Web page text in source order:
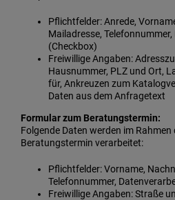
Pflichtfelder: Anrede,
Mailadresse,
(Checkbox)
Freiwillige Angaben:
Hausnummer, PLZ und Ort,
für, Ankreuzen zum
Daten aus dem Anfragetext
Formular zum Beratungstermin:
Folgende Daten werden im
Beratungstermin verarbeitet:
Pflichtfelder: Vorname,
Telefonnummer,
Freiwillige Angaben: Straße